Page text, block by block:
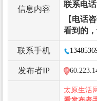
信息内容
联系电话
【电话
看到的，
联系手机
发布者IP
太原生活